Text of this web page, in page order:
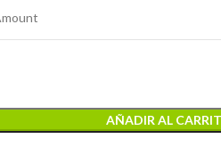
AÑADIR AL